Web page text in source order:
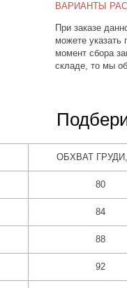
ВАРИАНТЫ
При заказе
можете указать
момент сбора
складе, то мы
ОБХВАТ
80
84
88
92